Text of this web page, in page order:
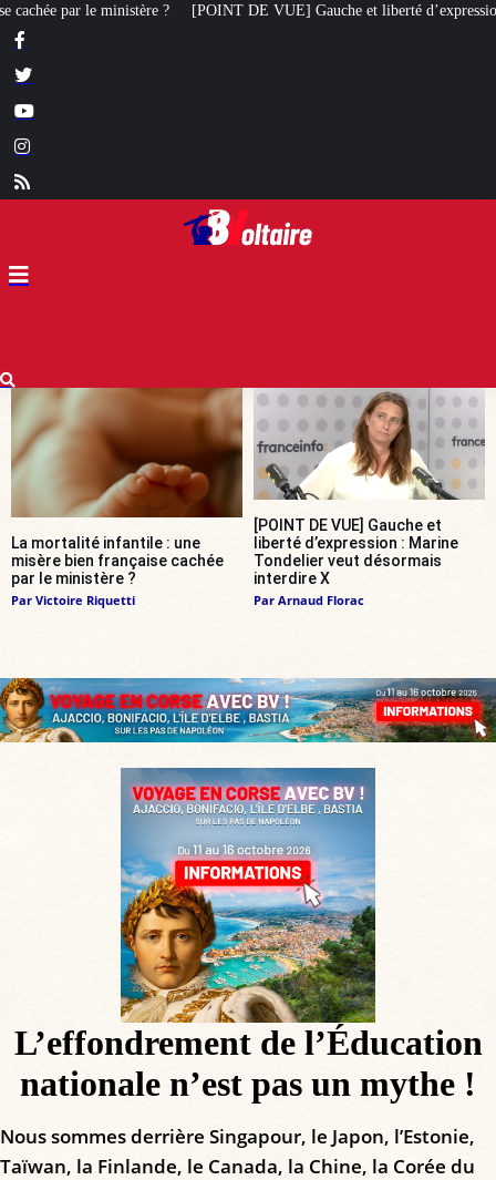
DE VUE] Gauche et liberté d’expression : Marine Tondelier veut
La mortalité infantile : une
misère bien française cachée
par le ministère ?
Par Victoire Riquetti
[POINT DE VUE] Gauche et
liberté d’expression : Marine
Tondelier veut désormais
interdire X
Par Arnaud Florac
L’effondrement de l’Éducation
nationale n’est pas un mythe !
Nous sommes derrière Singapour, le Japon, l’Estonie,
Taïwan, la Finlande, le Canada, la Chine, la Corée du